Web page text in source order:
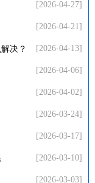
[2026-04-27]
[2026-04-21]
[2026-04-13]
决？
[2026-04-06]
[2026-04-02]
[2026-03-24]
[2026-03-17]
[2026-03-10]
[2026-03-03]